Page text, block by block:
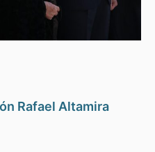
Rafael Altamira